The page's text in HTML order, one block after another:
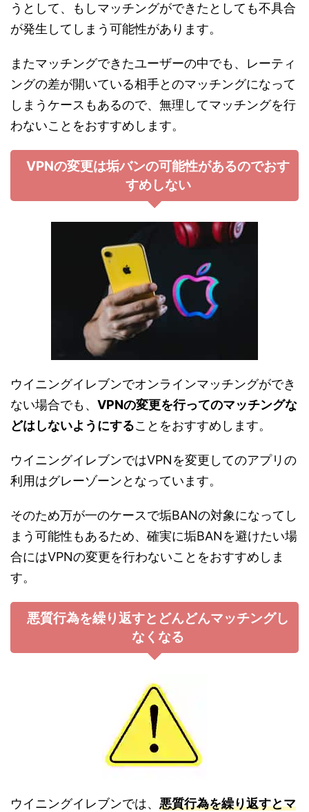
うとして、もしマッチングができたとしても不具合
が発生してしまう可能性があります。
またマッチングできたユーザーの中でも、レーティ
ングの差が開いている相手とのマッチングになって
しまうケースもあるので、無理してマッチングを行
わないことをおすすめします。
VPNの変更は垢バンの可能性があるのでおす
すめしない
ウイニングイレブンでオンラインマッチングができ
ない場合でも、 VPNの変更を行ってのマッチングな
どはしないようにすることをおすすめします。
ウイニングイレブンではVPNを変更してのアプリの
利用はグレーゾーンとなっています。
そのため万が一のケースで垢BANの対象になってし
まう可能性もあるため、確実に垢BANを避けたい場
合にはVPNの変更を行わないことをおすすめしま
す。
悪質行為を繰り返すとどんどんマッチングし
なくなる
ウイニングイレブンでは、 悪質行為を繰り返すとマ